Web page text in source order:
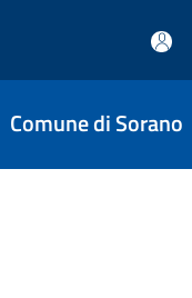
Comune di Sorano